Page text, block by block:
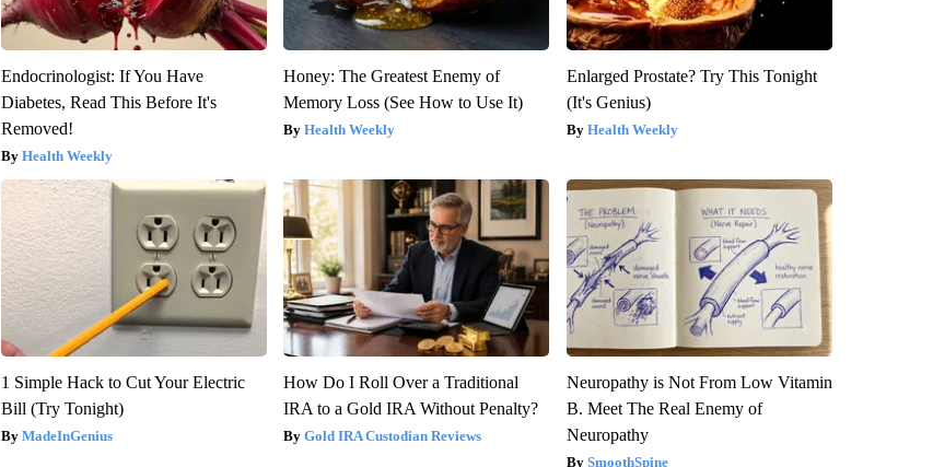
Endocrinologist: If You Have
Diabetes, Read This Before It's
Removed!
Health Weekly
Honey: The Greatest Enemy of
Memory Loss (See How to Use It)
Health Weekly
Enlarged Prostate? Try This Tonight
(It's Genius)
Health Weekly
1 Simple Hack to Cut Your Electric
Bill (Try Tonight)
MadeInGenius
How Do I Roll Over a Traditional
IRA to a Gold IRA Without Penalty?
Gold IRA Custodian Reviews
Neuropathy is Not From Low Vitamin
B. Meet The Real Enemy of
Neuropathy
SmoothSpine